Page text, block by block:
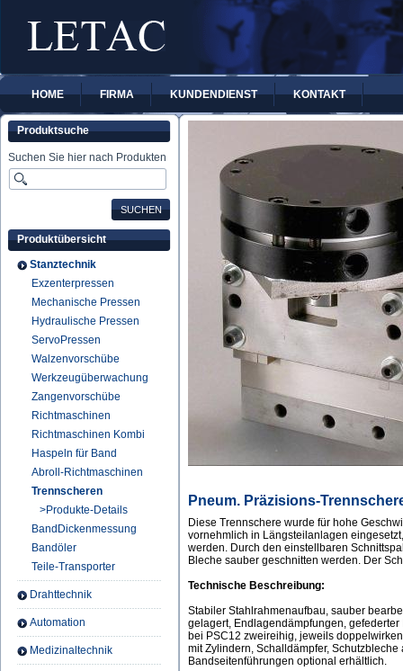
HOME FIRMA KUNDENDIENST KONTAKT
Produktsuche
Suchen Sie hier nach Produkten
Produktübersicht
Stanztechnik
Exzenterpressen
Mechanische Pressen
Hydraulische Pressen
ServoPressen
Walzenvorschübe
Werkzeugüberwachung
Zangenvorschübe
Richtmaschinen
Richtmaschinen Kombi
Haspeln für Band
Abroll-Richtmaschinen
Trennscheren
>Produkte-Details
BandDickenmessung
Bandöler
Teile-Transporter
Drahttechnik
Automation
Medizinaltechnik
Pneum. Präzisions-
Diese Trennschere wurde für hohe
vornehmlich in Längsteilanlagen
werden. Durch den einstellbaren
Bleche sauber geschnitten werden. Der
Technische Beschreibung:
Stabiler Stahlrahmenaufbau, sauber
gelagert, Endlagendämpfungen,
bei PSC12 zweireihig, jeweils
mit Zylindern, Schalldämpfer,
Bandseitenführungen optional erhältlich.